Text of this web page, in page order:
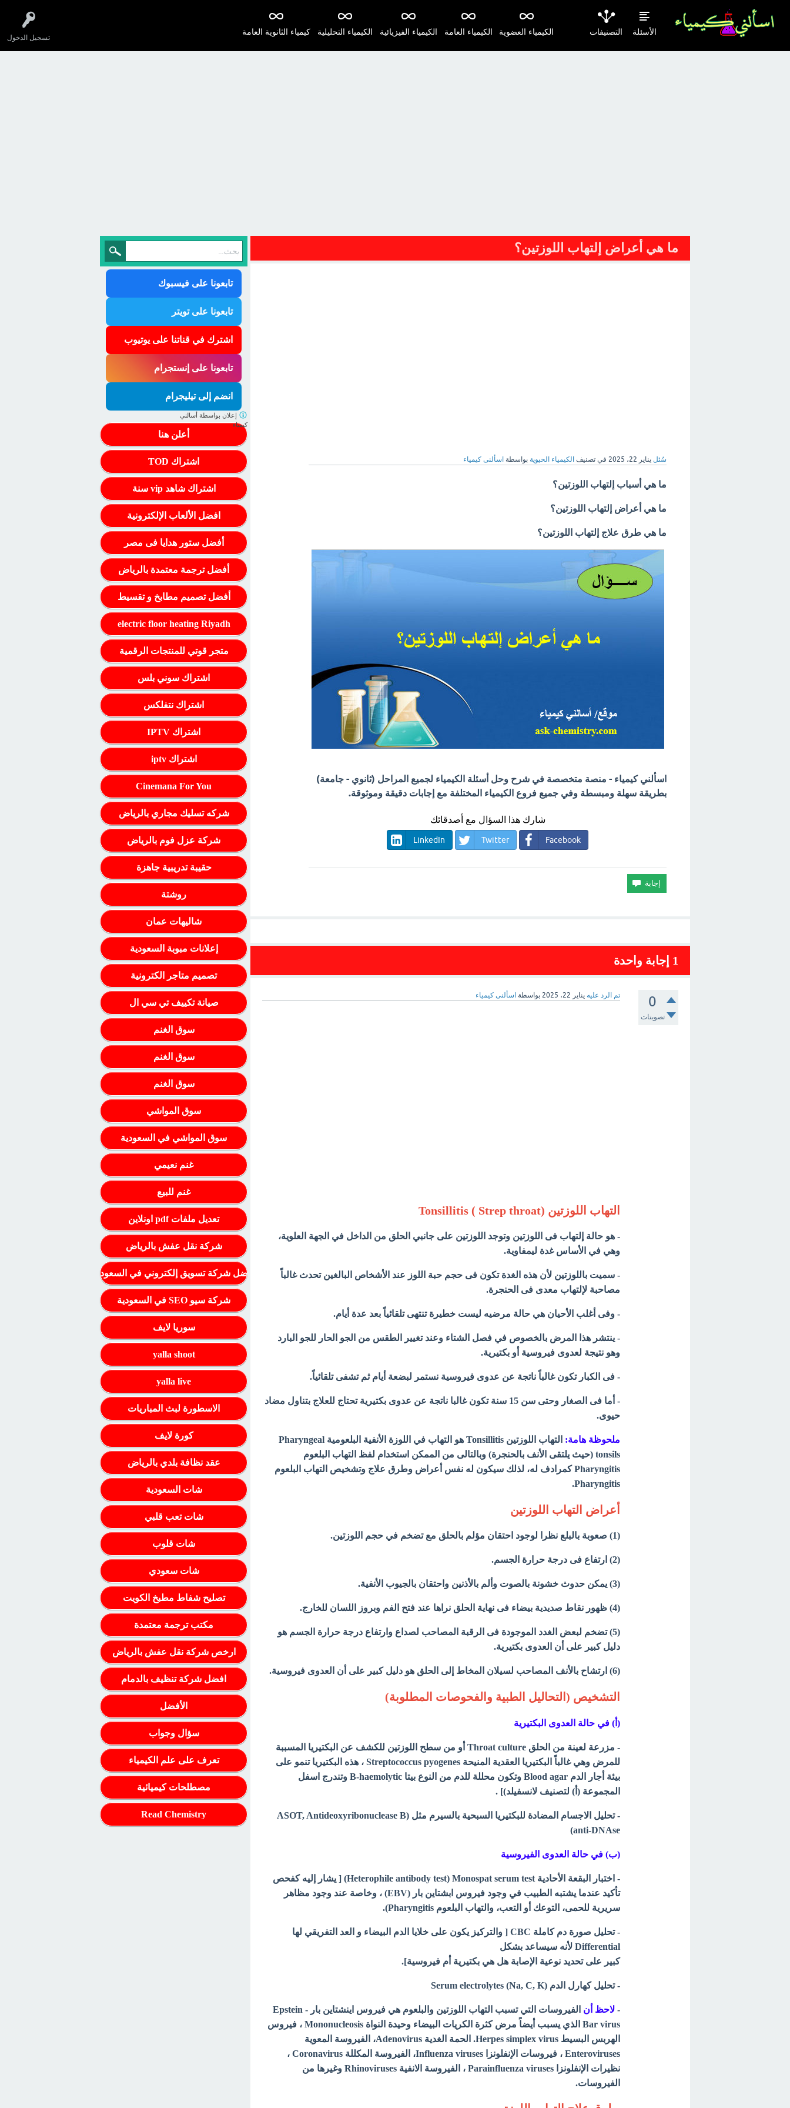
تسجيل الدخول
الأسئلة التصنيفات كيمياء الثانوية العامة الكيمياء التحليلية الكيمياء الفيزيائية الكيمياء العامة الكيمياء العضوية
ما هي أعراض إلتهاب اللوزتين؟
سُئل يناير 22، 2025 في تصنيف الكيمياء الحيوية بواسطة اسألنى كيمياء
ما هي أسباب إلتهاب اللوزتين؟
ما هي أعراض إلتهاب اللوزتين؟
ما هي طرق علاج إلتهاب اللوزتين؟
اسألني كيمياء - منصة متخصصة في شرح وحل أسئلة الكيمياء لجميع المراحل (ثانوي - جامعة)
بطريقة سهلة ومبسطة وفي جميع فروع الكيمياء المختلفة مع إجابات دقيقة وموثوقة.
شارك هذا السؤال مع أصدقائك
Facebook
Twitter
LinkedIn
1 إجابة واحدة
0
تصويتات
تم الرد عليه يناير 22، 2025 بواسطة اسألنى كيمياء
التهاب اللوزتين (Tonsillitis ( Strep throat
- هو حالة إلتهاب فى اللوزتين وتوجد اللوزتين على جانبي الحلق من الداخل في الجهة العلوية،
وهي في الأساس غدة ليمفاوية.
- سميت باللوزتين لأن هذه الغدة تكون فى حجم حبة اللوز عند الأشخاص البالغين تحدث غالباً
مصاحبة لإلتهاب معدى فى الحنجرة.
- وفى أغلب الأحيان هي حالة مرضيه ليست خطيرة تنتهى تلقائياً بعد عدة أيام.
- ينتشر هذا المرض بالخصوص في فصل الشتاء وعند تغيير الطقس من الجو الحار للجو البارد
وهو نتيجة لعدوى فيروسية أو بكتيرية.
- فى الكبار تكون غالباً ناتجة عن عدوى فيروسية نستمر لبضعة أيام ثم تشفى تلقائياً.
- أما فى الصغار وحتى سن 15 سنة تكون غالبا ناتجة عن عدوى بكتيرية تحتاج للعلاج بتناول مضاد
حيوى.
ملحوظة هامة:
التهاب اللوزتين Tonsillitis هو التهاب في اللوزة الأنفية البلعومية Pharyngeal
tonsils (حيث يلتقى الأنف بالحنجرة) وبالتالى من الممكن استخدام لفظ التهاب البلعوم
Pharyngitis كمرادف له، لذلك سيكون له نفس أعراض وطرق علاج وتشخيص التهاب البلعوم
Pharyngitis.
أعراض التهاب اللوزتين
(1) صعوبة بالبلع نظرا لوجود احتقان مؤلم بالحلق مع تضخم في حجم اللوزتين.
(2) ارتفاع فى درجة حرارة الجسم.
(3) يمكن حدوث خشونة بالصوت وألم بالأذنين واحتقان بالجيوب الأنفية.
(4) ظهور نقاط صديدية بيضاء فى نهاية الحلق نراها عند فتح الفم وبروز اللسان للخارج.
(5) تضخم لبعض الغدد الموجودة فى الرقبة المصاحب لصداع وارتفاع درجة حرارة الجسم هو
دليل كبير على أن العدوى بكتيرية.
(6) ارتشاح بالأنف المصاحب لسيلان المخاط إلى الحلق هو دليل كبير على أن العدوى فيروسية.
التشخيص (التحاليل الطبية والفحوصات المطلوبة)
(أ) في حالة العدوى البكتيرية
- مزرعة لعينة من الحلق Throat culture أو من سطح اللوزتين للكشف عن البكتيريا المسببة
للمرض وهي غالباً البكتيريا العقدية المنيحة Streptococcus pyogenes ، هذه البكتيريا تنمو على
بيئة أجار الدم Blood agar وتكون محللة للدم من النوع بيتا B-haemolytic وتندرج اسفل
المجموعة (أ) لتصنيف لانسفيلد)] .
- تحليل الاجسام المضادة للبكتيريا السبحية بالسيرم مثل (ASOT, Antideoxyribonuclease B
(anti-DNAse
(ب) في حالة العدوى الفيروسية
- اختبار البقعة الأحادية Heterophile antibody test) Monospat serum test) [ يشار إليه كفحص
تأكيد عندما يشتبه الطبيب في وجود فيروس ابشتاين بار (EBV) ، وخاصة عند وجود مظاهر
سريرية للحمى، التوعك أو التعب، والتهاب البلعوم Pharyngitis).
- تحليل صورة دم كاملة CBC [ والتركيز يكون على خلايا الدم البيضاء و العد التفريقي لها
Differential لأنه سيساعد بشكل
كبير على تحديد نوعية الإصابة هل هي بكتيرية أم فيروسية].
- تحليل كهارل الدم (Serum electrolytes (Na, C, K
-لاحظ أن
الفيروسات التي تسبب التهاب اللوزتين والبلعوم هي فيروس اينشتاين بار Epstein -
Bar virus الذي يسبب أيضاً مرض كثرة الكريات البيضاء وحيدة النواة Mononucleosis ، فيروس
الهربس البسيط Herpes simplex virus. الحمة الغدية Adenovirus، الفيروسة المعوية
Enteroviruses ، فيروسات الإنفلونزا Influenza viruses، الفيروسة المكللة Coronavirus ،
نظيرات الإنفلونزا Parainfluenza viruses ، الفيروسة الانفية Rhinoviruses وغيرها من
الفيروسات.
تابعونا على فيسبوك
تابعونا على تويتر
اشترك في قناتنا على يوتيوب
تابعونا على إنستجرام
انضم إلى تيليجرام
أعلن هنا
اشتراك TOD
اشتراك شاهد vip سنة
افضل الألعاب الإلكترونية
أفضل ستور هدايا فى مصر
أفضل ترجمة معتمدة بالرياض
أفضل تصميم مطابخ و تقسيط
electric floor heating Riyadh
متجر قوتي للمنتجات الرقمية
اشتراك سوني بلس
اشتراك نتفلكس
اشتراك IPTV
اشتراك iptv
Cinemana For You
شركه تسليك مجاري بالرياض
شركة عزل فوم بالرياض
حقيبة تدريبية جاهزة
روشتة
شاليهات عمان
إعلانات مبوبة السعودية
تصميم متاجر الكترونية
صيانة تكييف تي سي ال
سوق الغنم
سوق الغنم
سوق الغنم
سوق المواشي
سوق المواشي في السعودية
غنم نعيمي
غنم للبيع
تعديل ملفات pdf اونلاين
شركة نقل عفش بالرياض
أفضل شركة تسويق إلكتروني في السعودية
شركة سيو SEO في السعودية
سوريا لايف
yalla shoot
yalla live
الاسطورة لبث المباريات
كورة لايف
عقد نظافة بلدي بالرياض
شات السعودية
شات تعب قلبي
شات قلوب
شات سعودي
تصليح شفاط مطبخ الكويت
مكتب ترجمة معتمدة
ارخص شركة نقل عفش بالرياض
افضل شركة تنظيف بالدمام
الأفضل
سؤال وجواب
تعرف على علم الكيمياء
مصطلحات كيميائية
Read Chemistry
إعلان بواسطة أسالني
كيمياء